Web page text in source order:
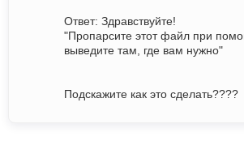
Ответ: Здравствуйте!
"Пропарсите этот файл при
выведите там, где вам нужно"
Подскажите как это сделать????